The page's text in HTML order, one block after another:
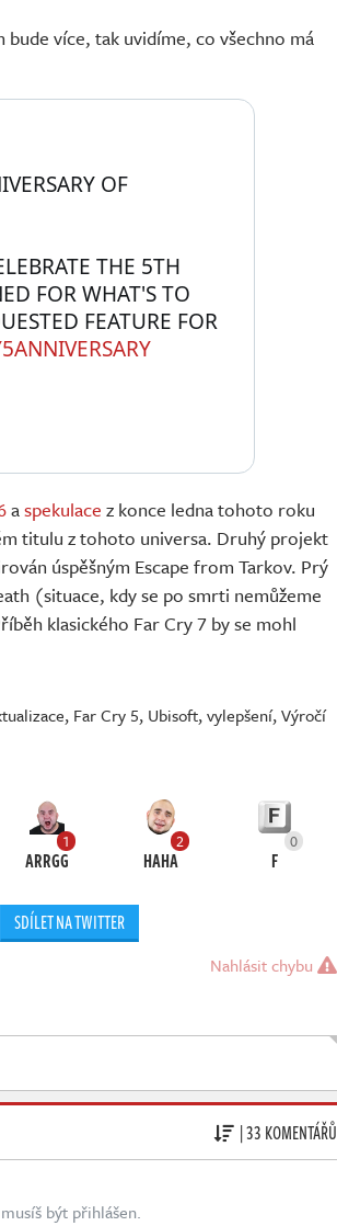
více, tak uvidíme, co všechno má
THE 5TH
FOR WHAT'S TO
FEATURE FOR
aspekulace z konce ledna tohoto roku
titulu z tohoto universa. Druhý projekt
úspěšným Escape from Tarkov. Prý
(situace, kdy se po smrti nemůžeme
klasického Far Cry 7 by se mohl
, Far Cry 5, Ubisoft,vylepšení,Výročí
1
ARRGG
2
HAHA
0
F
SDÍLET NA TWITTER
Nahlásit chybu
| 33 KOMENTÁŘŮ
být přihlášen.